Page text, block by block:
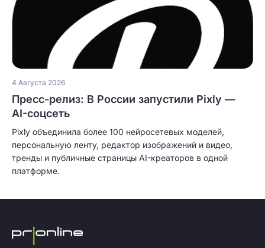
4 Августа 2026
Пресс-релиз: В России запустили Pixly —
AI-соцсеть
Pixly объединила более 100 нейросетевых моделей,
персональную ленту, редактор изображений и видео,
тренды и публичные страницы AI-креаторов в одной
платформе.